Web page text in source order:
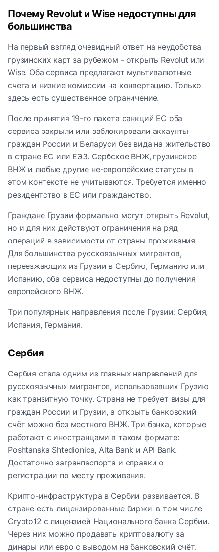
Почему Revolut и Wise недоступны для
большинства
На первый взгляд очевидный ответ на неудобства
грузинских карт за рубежом - открыть Revolut или
Wise. Оба сервиса предлагают мультивалютные
счета и низкие комиссии на конвертацию. Только
здесь есть существенное ограничение.
После принятия 19-го пакета санкций ЕС оба
сервиса закрыли или заблокировали аккаунты
граждан России и Беларуси без вида на жительство
в стране ЕС или ЕЭЗ. Сербское ВНЖ, грузинское
ВНЖ и любые другие не-европейские статусы в
этом контексте не учитываются. Требуется именно
резидентство в ЕС или гражданство.
Граждане Грузии формально могут открыть Revolut,
но и для них действуют ограничения на ряд
операций в зависимости от страны проживания.
Для большинства русскоязычных мигрантов,
переезжающих из Грузии в Сербию, Германию или
Испанию, оба сервиса недоступны до получения
европейского ВНЖ.
Три популярных направления после Грузии: Сербия,
Испания, Германия.
Сербия
Сербия стала одним из главных направлений для
русскоязычных мигрантов, использовавших Грузию
как транзитную точку. Страна не требует визы для
граждан России и Грузии, а открыть банковский
счёт можно без местного ВНЖ. Три банка, которые
работают с иностранцами в таком формате:
Poshtanska Shtedionica, Alta Bank и API Bank.
Достаточно загранпаспорта и справки о
регистрации по месту проживания.
Крипто-инфраструктура в Сербии развивается. В
стране есть лицензированные биржи, в том числе
Crypto12 с лицензией Национального банка Сербии.
Через них можно продавать криптовалюту за
динары или евро с выводом на банковский счёт.